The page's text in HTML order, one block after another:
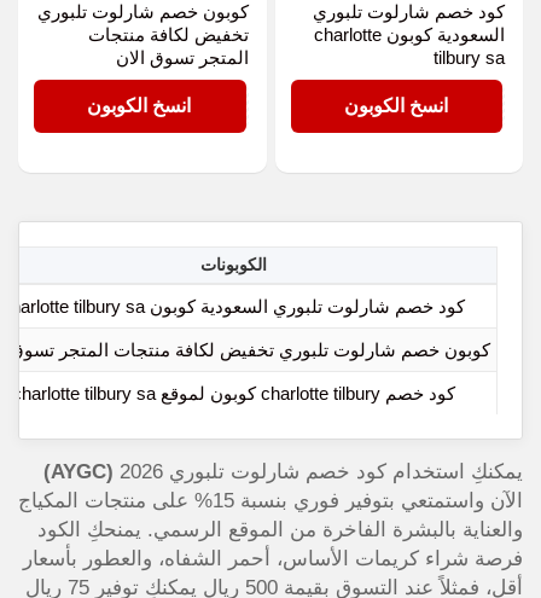
كود خصم شارلوت تلبوري
السعودية كوبون charlotte
tilbury sa
AYGCانسخ الكوبون
كوبون خصم شارلوت تلبوري
تخفيض لكافة منتجات
المتجر تسوق الان
AYGCانسخ الكوبون
الكوبونات
كود خصم شارلوت تلبوري السعودية كوبون charlotte tilbury sa
كوبون خصم شارلوت تلبوري تخفيض لكافة منتجات المتجر تسوق
كود خصم charlotte tilbury كوبون لموقع charlotte tilbury sa
يمكنكِ استخدام كود خصم شارلوت تلبوري 2026
(AYGC)
الآن واستمتعي بتوفير فوري بنسبة 15% على منتجات المكياج
والعناية بالبشرة الفاخرة من الموقع الرسمي. يمنحكِ الكود
فرصة شراء كريمات الأساس، أحمر الشفاه، والعطور بأسعار
أقل، فمثلاً عند التسوق بقيمة 500 ريال يمكنكِ توفير 75 ريال